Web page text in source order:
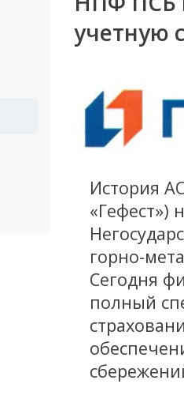
учетную
История
«Гефест»)
горно-
Сегодня
полный